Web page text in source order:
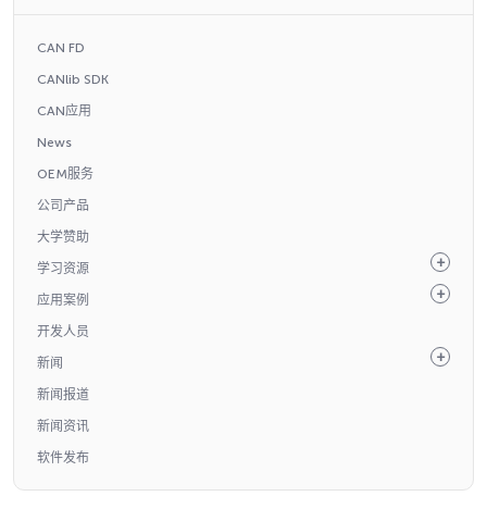
CAN FD
CANlib SDK
CAN应用
News
OEM服务
公司产品
大学赞助
学习资源
应用案例
开发人员
新闻
新闻报道
新闻资讯
软件发布